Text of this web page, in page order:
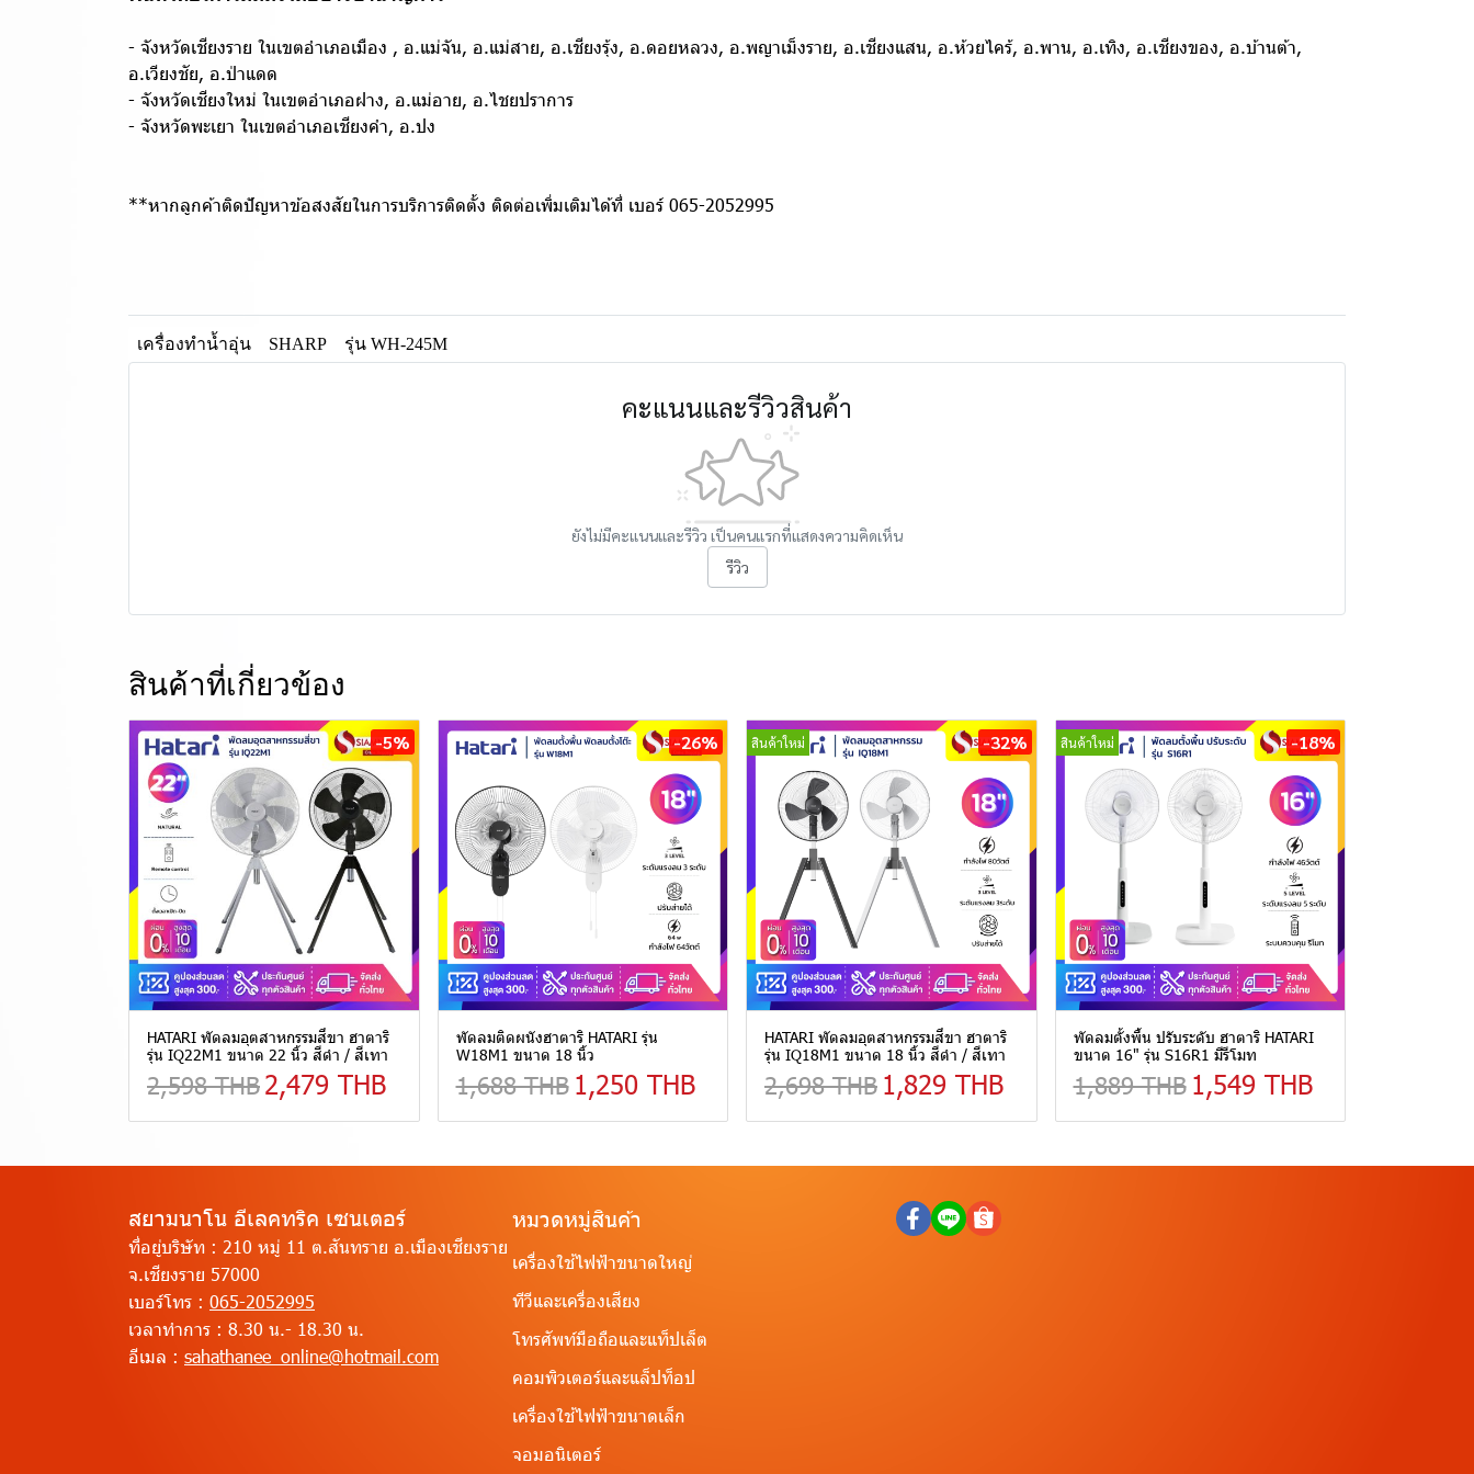
- จังหวัดเชียงราย ในเขตอำเภอเมือง , อ.แม่จัน, อ.แม่สาย, อ.เชียงรุ้ง, อ.ดอยหลวง, อ.พญาเม็งราย, อ.เชียงแสน, อ.ห้วยไคร้, อ.พาน, อ.เทิง, อ.เชียงของ, อ.บ้านต้า,
อ.เวียงชัย, อ.ป่าแดด
- จังหวัดเชียงใหม่ ในเขตอำเภอฝาง, อ.แม่อาย, อ.ไชยปราการ
- จังหวัดพะเยา ในเขตอำเภอเชียงคำ, อ.ปง
**หากลูกค้าติดปัญหาข้อสงสัยในการบริการติดตั้ง ติดต่อเพิ่มเติมได้ที่ เบอร์ 065-2052995
เครื่องทำน้ำอุ่น SHARP รุ่น WH-245M
คะแนนและรีวิวสินค้า
ยังไม่มีคะแนนและรีวิว เป็นคนแรกที่แสดงความคิดเห็น
รีวิว
สินค้าที่เกี่ยวข้อง
-5%
HATARI พัดลมอุตสาหกรรมสี่ขา ฮาตาริ
รุ่น IQ22M1 ขนาด 22 นิ้ว สีดำ / สีเทา
2,598 THB2,479 THB
-26%
พัดลมติดผนังฮาตาริ HATARI รุ่น
W18M1 ขนาด 18 นิ้ว
1,688 THB 1,250 THB
สินค้าใหม่ -32%
HATARI พัดลมอุตสาหกรรมสี่ขา ฮาตาริ
รุ่น IQ18M1 ขนาด 18 นิ้ว สีดำ / สีเทา
2,698 THB 1,829 THB
สินค้าใหม่ -18%
พัดลมตั้งพื้น ปรับระดับ ฮาตาริ HATARI
ขนาด 16" รุ่น S16R1 มีรีโมท
1,889 THB 1,549 THB
สยามนาโน อีเลคทริค เซนเตอร์
ที่อยู่บริษัท : 210 หมู่ 11 ต.สันทราย อ.เมืองเชียงราย
จ.เชียงราย 57000
เบอร์โทร : 065-2052995
เวลาทำการ : 8.30 น.- 18.30 น.
อีเมล : sahathanee_online@hotmail.com
หมวดหมู่สินค้า
เครื่องใช้ไฟฟ้าขนาดใหญ่
ทีวีและเครื่องเสียง
โทรศัพท์มือถือและแท็ปเล็ต
คอมพิวเตอร์และแล็ปท็อป
เครื่องใช้ไฟฟ้าขนาดเล็ก
จอมอนิเตอร์